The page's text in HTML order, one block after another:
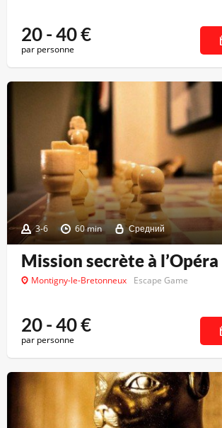
20 - 40€
par personne
3-6 60 min Средний
Mission secrète à l’Opéra
Montigny-le-Bretonneux Escape Game
20 - 40€
par personne